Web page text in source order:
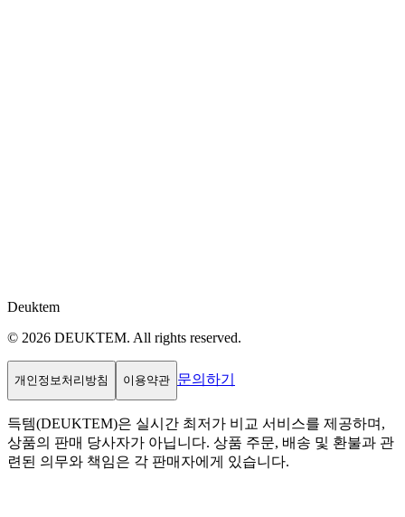
Deuktem
© 2026 DEUKTEM. All rights reserved.
개인정보처리방침 이용약관 문의하기
득템(DEUKTEM)은 실시간 최저가 비교 서비스를 제공하며,
상품의 판매 당사자가 아닙니다. 상품 주문, 배송 및 환불과 관
련된 의무와 책임은 각 판매자에게 있습니다.